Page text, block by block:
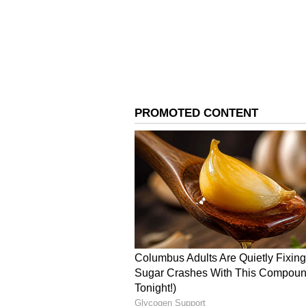
Parents
రోజంతా అల్లరి చేసే పిల్లలు అయినా
చేయడం చేస్తూ ఉంటారు. అలాంటివి వారికి
గర్వపడ్డాను అనే మాట చెప్పాలి. ఆ మాట
పనులు మరిన్ని చేయడానికి ఇష్టపడతారు.